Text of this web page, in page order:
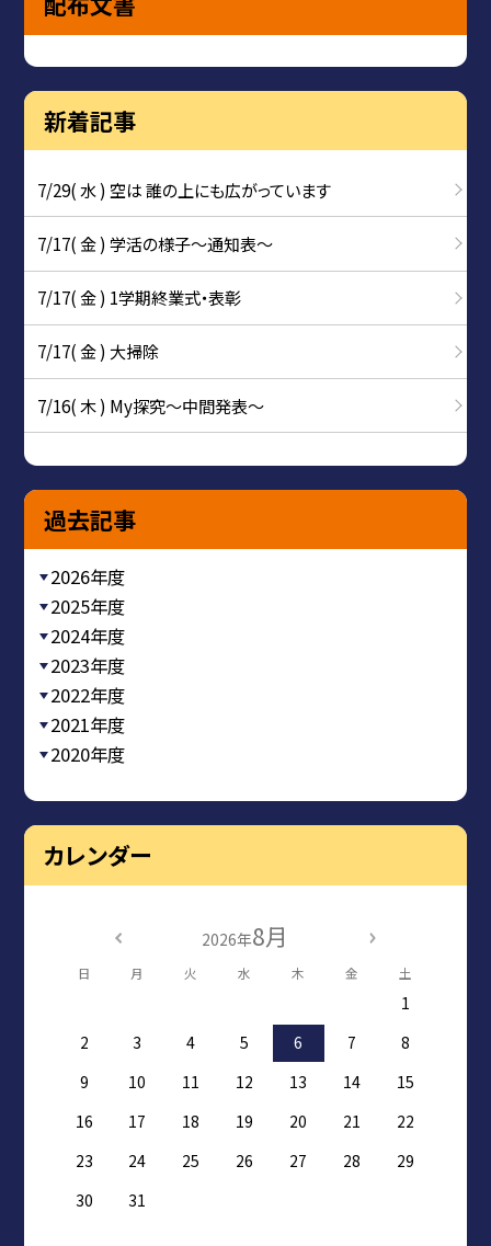
新着記事
7/29( 水 ) 空は 誰の上にも広がっています
7/17( 金 ) 学活の様子〜通知表〜
7/17( 金 ) 1学期終業式・表彰
7/17( 金 ) 大掃除
7/16( 木 ) My探究～中間発表～
過去記事
2026年度
2025年度
2024年度
2023年度
2022年度
2021年度
2020年度
カレンダー
2026年8月
日 月 火 水 木 金 土
1
2
3 4 5 6 7
8
9
10 11 12 13 14
15
16
17 18 19 20 21
22
23
24 25 26 27 28
29
30
31